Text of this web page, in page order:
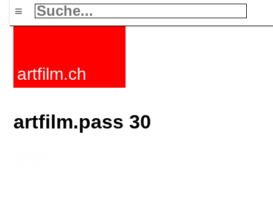
≡
artfilm.ch
artfilm.pass 30